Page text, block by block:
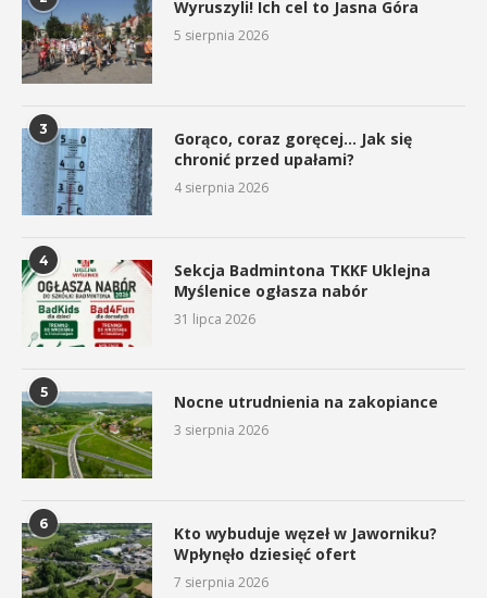
Wyruszyli! Ich cel to Jasna Góra
5 sierpnia 2026
3
Gorąco, coraz goręcej… Jak się
chronić przed upałami?
4 sierpnia 2026
4
Sekcja Badmintona TKKF Uklejna
Myślenice ogłasza nabór
31 lipca 2026
5 Nocne utrudnienia na zakopiance
3 sierpnia 2026
6
Kto wybuduje węzeł w Jaworniku?
Wpłynęło dziesięć ofert
7 sierpnia 2026